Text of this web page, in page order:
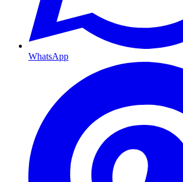
WhatsApp